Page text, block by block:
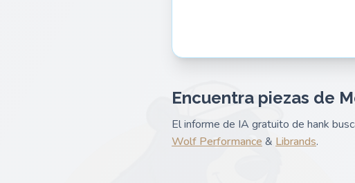
Encuentra piezas de
El informe de IA gratuito de hank
Wolf Performance & Librands.